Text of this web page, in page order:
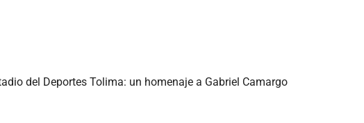
del Deportes Tolima: un homenaje a Gabriel Camargo